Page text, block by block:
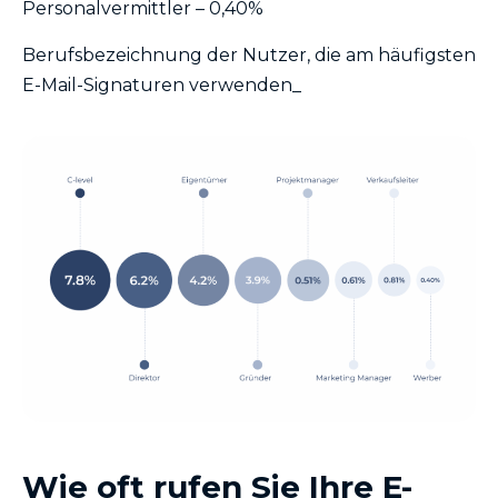
Personalvermittler – 0,40%
Berufsbezeichnung der Nutzer, die am häufigsten
E-Mail-Signaturen verwenden_
Wie oft rufen Sie Ihre E-